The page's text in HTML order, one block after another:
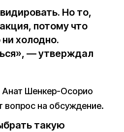
Но то,
потому что
холодно.
— утверждал
Анат Шенкер-Осорио
вопрос на обсуждение.
такую